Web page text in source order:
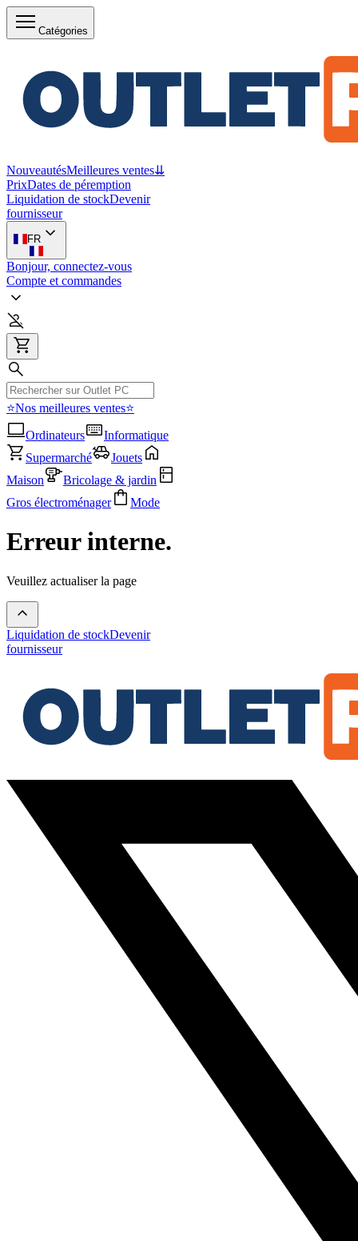
Catégories
NouveautésMeilleures ventes⇊
PrixDates de péremption
Liquidation de stockDevenir
fournisseur
FR
Bonjour, connectez-vous
Compte et commandes
⭐Nos meilleures ventes⭐
Ordinateurs
Informatique
Supermarché
Jouets
Maison
Bricolage & jardin
Gros électroménager
Mode
Erreur interne.
Veuillez actualiser la page
Liquidation de stockDevenir
fournisseur